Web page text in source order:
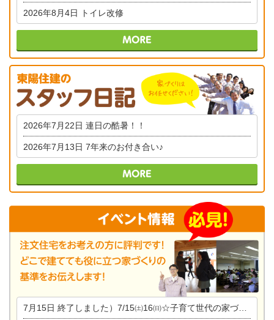
2026年8月4日 トイレ改修
2026年7月22日 連日の酷暑！！
2026年7月13日 7年来のお付き合い♪
7月15日 終了しました）7/15㈯16㈰☆子育て世代の家づくり相談会